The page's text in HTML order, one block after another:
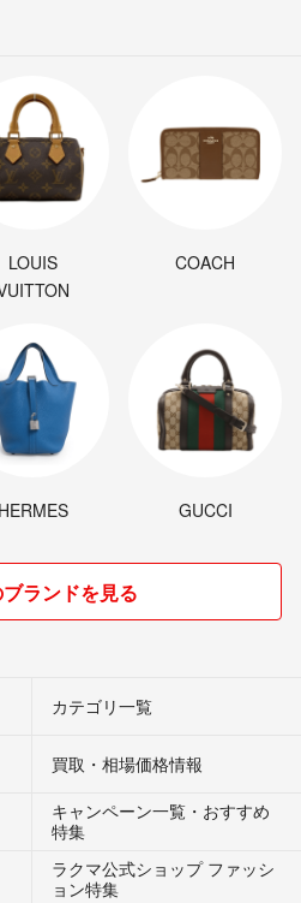
LOUIS
COACH
HERMES GUCCI
ランドを見る
カテゴリ一覧
買取・相場価格情報
キャンペーン一覧・おすすめ
特集
ラクマ公式ショップ ファッシ
ョン特集